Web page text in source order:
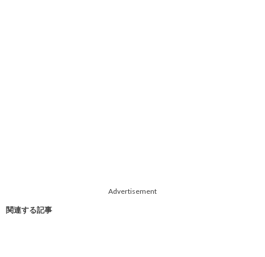
Advertisement
関連する記事